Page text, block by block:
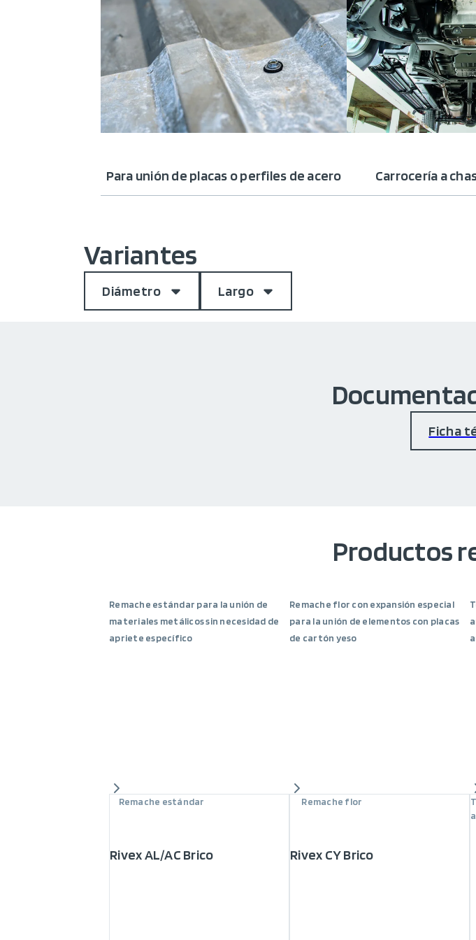
Para unión de placas o perfiles de acero Carrocería a
Variantes
Diámetro Largo
Ficha
Productos
Remache estándar para la unión de
materiales metálicos sin necesidad de
apriete específico
Remache estándar
Rivex AL/AC Brico
Remache flor con expansión especial
para la unión de elementos con placas
de cartón yeso
Remache flor
Rivex CY Brico